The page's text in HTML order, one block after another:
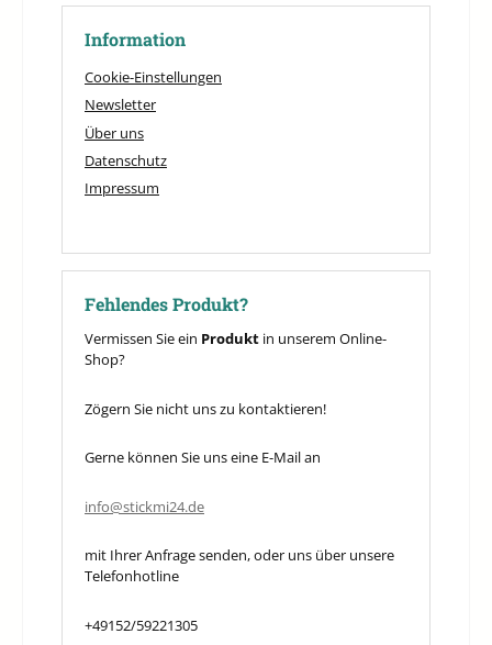
Information
Cookie-Einstellungen
Newsletter
Über uns
Datenschutz
Impressum
Fehlendes Produkt?
Vermissen Sie ein Produkt in unserem Online-
Shop?
Zögern Sie nicht uns zu kontaktieren!
Gerne können Sie uns eine E-Mail an
info@stickmi24.de
mit Ihrer Anfrage senden, oder uns über unsere
Telefonhotline
+49152/59221305